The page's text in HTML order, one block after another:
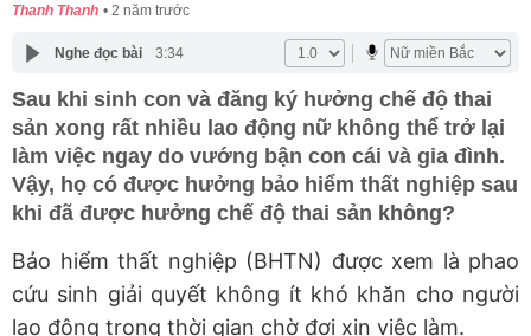
Thanh Thanh 2 năm trước
Nghe đọc bài 3:34
Sau khi sinh con và đăng ký hưởng chế độ thai
sản xong rất nhiều lao động nữ không thể trở lại
làm việc ngay do vướng bận con cái và gia đình.
Vậy, họ có được hưởng bảo hiểm thất nghiệp sau
khi đã được hưởng chế độ thai sản không?
Bảo hiểm thất nghiệp (BHTN) được xem là phao
cứu sinh giải quyết không ít khó khăn cho người
lao động trong thời gian chờ đợi xin việc làm.